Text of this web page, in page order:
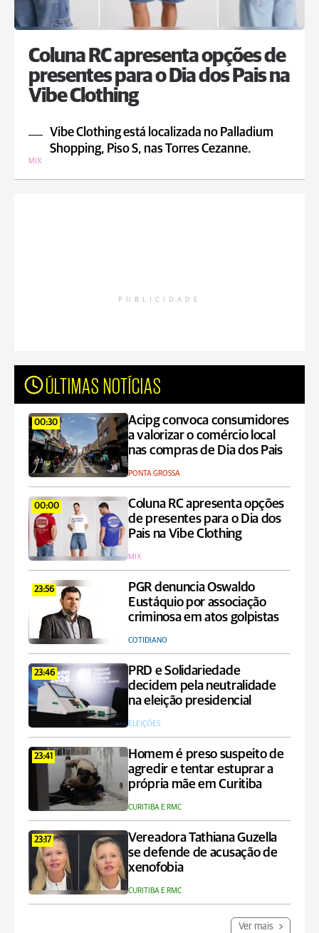
Coluna RC apresenta opções de
presentes para o Dia dos Pais na
Vibe Clothing
Vibe Clothing está localizada no Palladium
Shopping, Piso S, nas Torres Cezanne.
MIX
PUBLICIDADE
ÚLTIMAS NOTÍCIAS
00:30
Acipg convoca consumidores
a valorizar o comércio local
nas compras de Dia dos Pais
PONTA GROSSA
00:00
Coluna RC apresenta opções
de presentes para o Dia dos
Pais na Vibe Clothing
MIX
23:56
PGR denuncia Oswaldo
Eustáquio por associação
criminosa em atos golpistas
COTIDIANO
23:46
PRD e Solidariedade
decidem pela neutralidade
na eleição presidencial
ELEIÇÕES
23:41
Homem é preso suspeito de
agredir e tentar estuprar a
própria mãe em Curitiba
CURITIBA E RMC
23:17
Vereadora Tathiana Guzella
se defende de acusação de
xenofobia
CURITIBA E RMC
Ver mais